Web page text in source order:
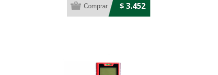
$ 3.452